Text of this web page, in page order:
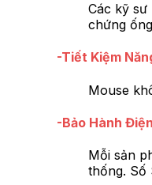
Các kỹ sư
chứng
-Tiết Kiệm
Mouse
-Bảo Hành
Mỗi sản
thống. Số